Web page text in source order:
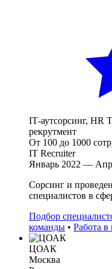
IТ-аутсорсинг, HR
рекрутмент
От 100 до 1000
IT Recruiter
Январь 2022 —
Сорсинг и
специалистов в
Подбор
команды • Работа в
ЦОАК
Москва